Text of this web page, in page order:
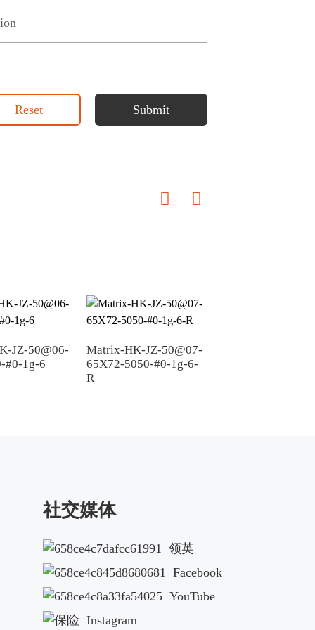
Reset Submit
JZ-50@06-
#0-1g-6
Matrix-HK-JZ-50@07-
65X72-5050-#0-1g-6-
R
社交媒体
领英
Facebook
YouTube
Instagram